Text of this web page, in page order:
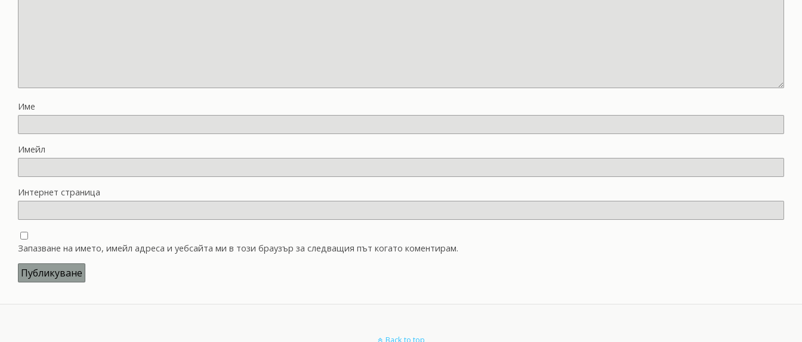
Име
Имейл
Интернет страница
Запазване на името, имейл адреса и уебсайта ми в този браузър за следващия път когато коментирам.
Back to top